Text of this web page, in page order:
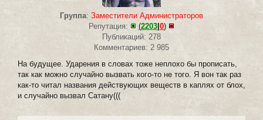
Группа: Заместители Администраторов
Репутация:
(2203 0)
Публикаций: 278
Комментариев: 2 985
На будущее. Ударения в словах тоже неплохо бы прописать,
так как можно случайно вызвать кого-то не того. Я вон так раз
как-то читал названия действующих веществ в каплях от блох,
и случайно вызвал Сатану(((